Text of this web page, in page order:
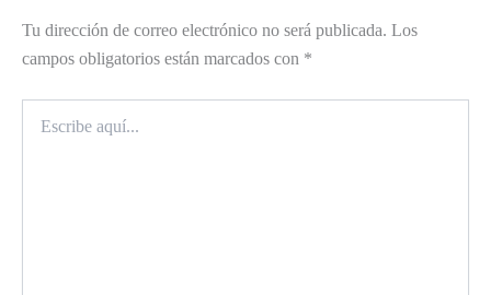
Tu dirección de correo electrónico no será publicada. Los
campos obligatorios están marcados con *
aquí...